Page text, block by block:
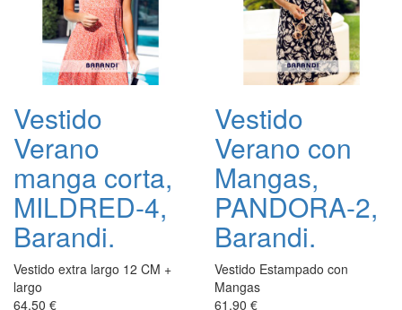
Vestido
Verano
manga corta,
MILDRED-4,
Barandi.
Vestido extra largo 12 CM +
largo
64,50 €
Vestido
Verano con
Mangas,
PANDORA-2,
Barandi.
Vestido Estampado con
Mangas
61,90 €